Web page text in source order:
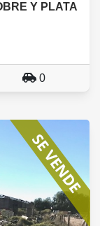
Y PLATA
0